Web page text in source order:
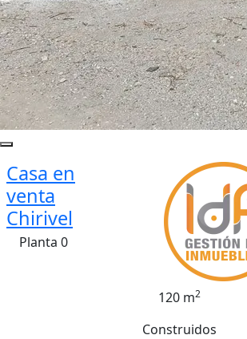
Casa en
venta
Chirivel
Planta 0
120 m2
Construidos